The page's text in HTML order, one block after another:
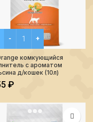
наполнитель с
Количество CW Orange
комкующийся
с ароматом
д/кошек (10л)
₽